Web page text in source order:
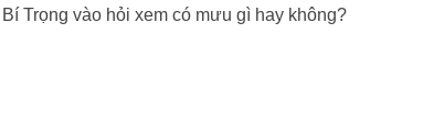
Trọng vào hỏi xem có mưu gì hay không?